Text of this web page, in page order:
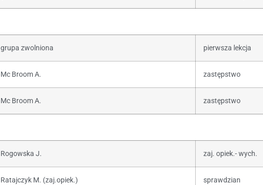
grupa zwolniona pierwsza lekcja
Mc Broom A. zastępstwo
Mc Broom A. zastępstwo
Rogowska J. zaj. opiek.- wych.
Ratajczyk M. (zaj.opiek.) sprawdzian